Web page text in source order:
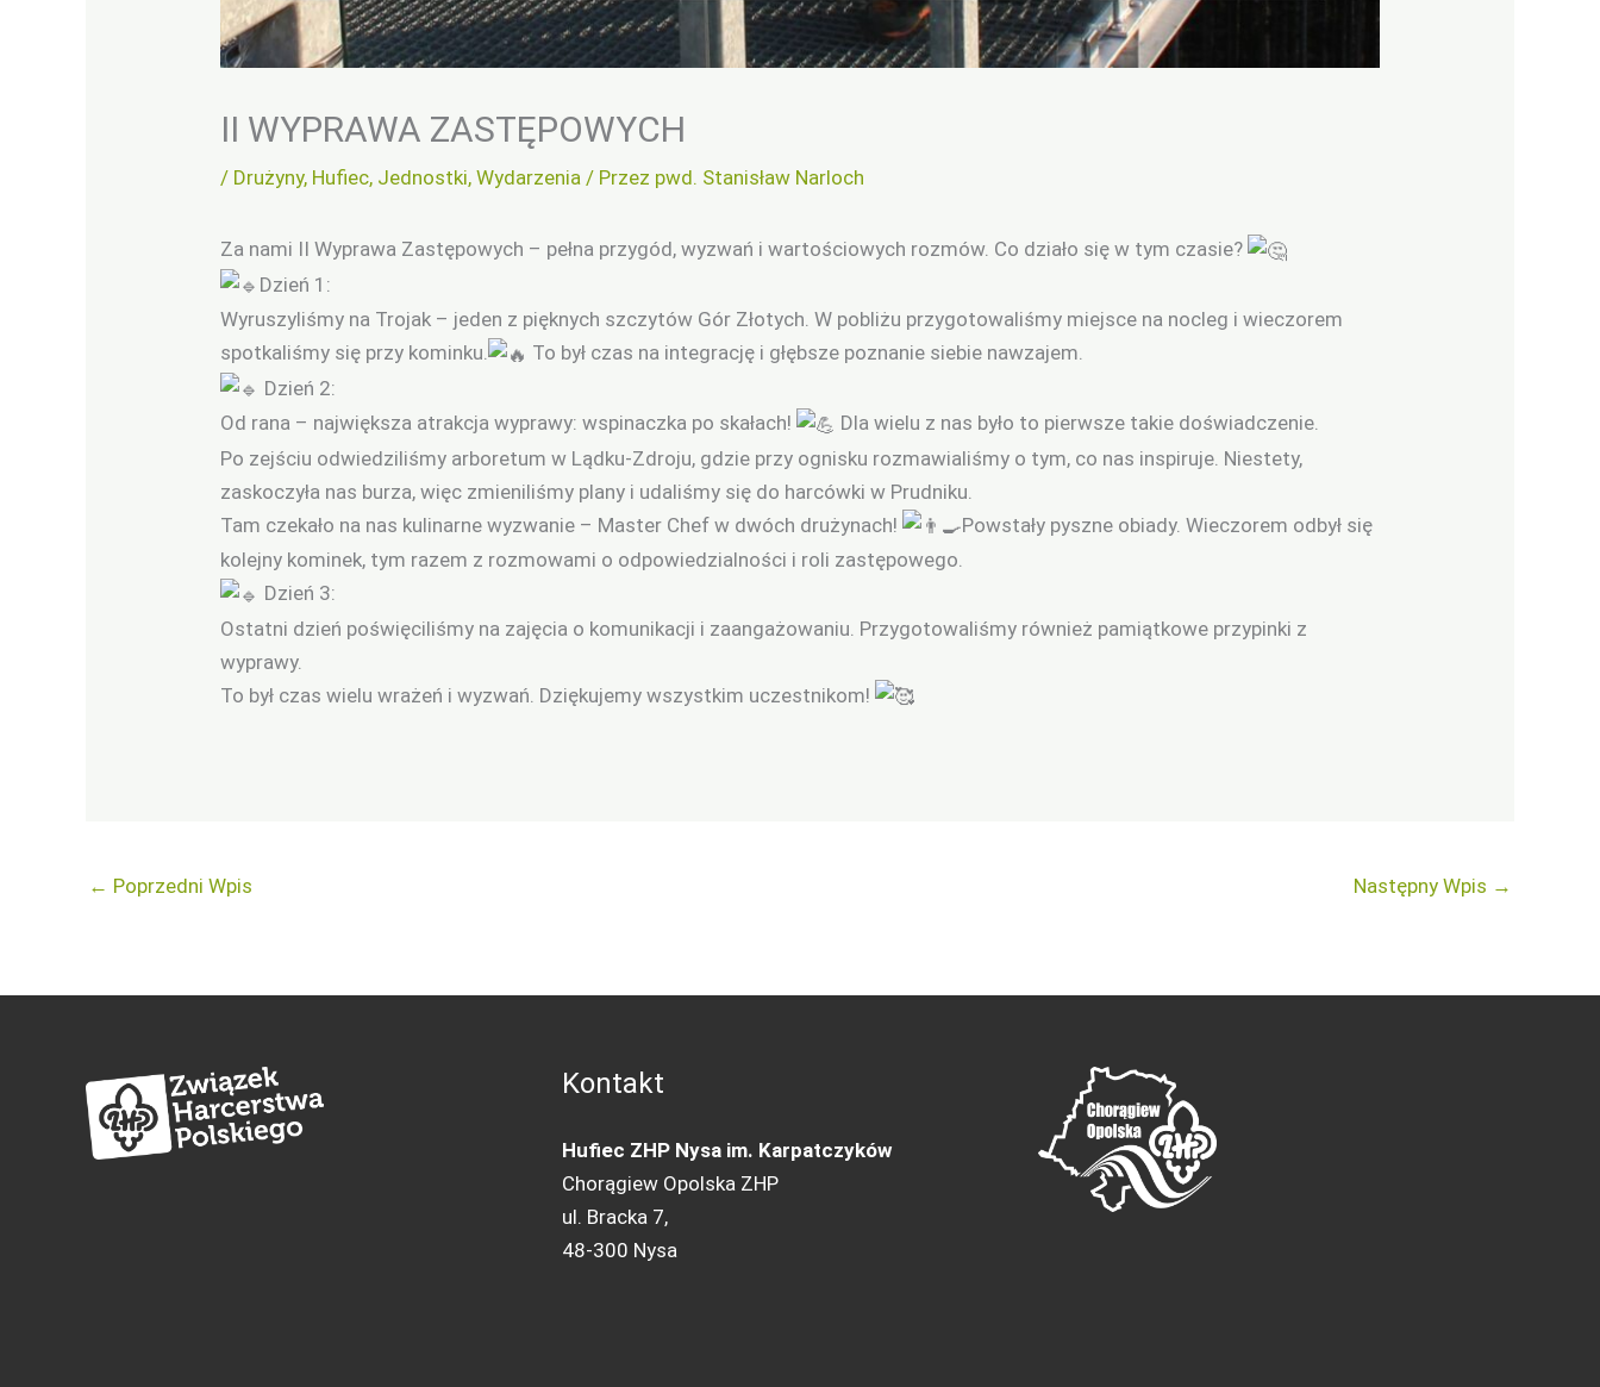
II WYPRAWA ZASTĘPOWYCH
/ Drużyny, Hufiec, Jednostki,Wydarzenia / Przez pwd. Stanisław Narloch
Za nami II Wyprawa Zastępowych – pełna przygód, wyzwań i wartościowych rozmów. Co działo się w tym czasie?
Dzień 1:
Wyruszyliśmy na Trojak – jeden z pięknych szczytów Gór Złotych. W pobliżu przygotowaliśmy miejsce na nocleg i wieczorem
spotkaliśmy się przy kominku.
To był czas na integrację i głębsze poznanie siebie nawzajem.
Dzień 2:
Od rana – największa atrakcja wyprawy: wspinaczka po skałach!
Dla wielu z nas było to pierwsze takie doświadczenie.
Po zejściu odwiedziliśmy arboretum w Lądku-Zdroju, gdzie przy ognisku rozmawialiśmy o tym, co nas inspiruje. Niestety,
zaskoczyła nas burza, więc zmieniliśmy plany i udaliśmy się do harcówki w Prudniku.
Tam czekało na nas kulinarne wyzwanie – Master Chef w dwóch drużynach!
Powstały pyszne obiady. Wieczorem odbył się
kolejny kominek, tym razem z rozmowami o odpowiedzialności i roli zastępowego.
Dzień 3:
Ostatni dzień poświęciliśmy na zajęcia o komunikacji i zaangażowaniu. Przygotowaliśmy również pamiątkowe przypinki z
wyprawy.
To był czas wielu wrażeń i wyzwań. Dziękujemy wszystkim uczestnikom!
← Poprzedni Wpis Następny Wpis →
Kontakt
Hufiec ZHP Nysa im. Karpatczyków
Chorągiew Opolska ZHP
ul. Bracka 7,
48-300 Nysa